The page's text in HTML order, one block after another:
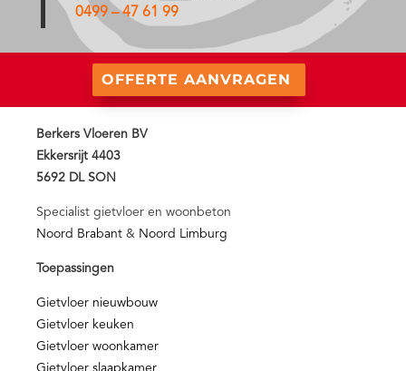
0499 – 47 61 99
OFFERTE AANVRAGEN
Berkers Vloeren BV
Ekkersrijt 4403
5692 DL SON
Specialist gietvloer en woonbeton
Noord Brabant & Noord Limburg
Toepassingen
Gietvloer nieuwbouw
Gietvloer keuken
Gietvloer woonkamer
Gietvloer slaapkamer